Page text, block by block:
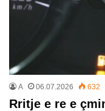
A 06.07.2026 632
Rritje e re e